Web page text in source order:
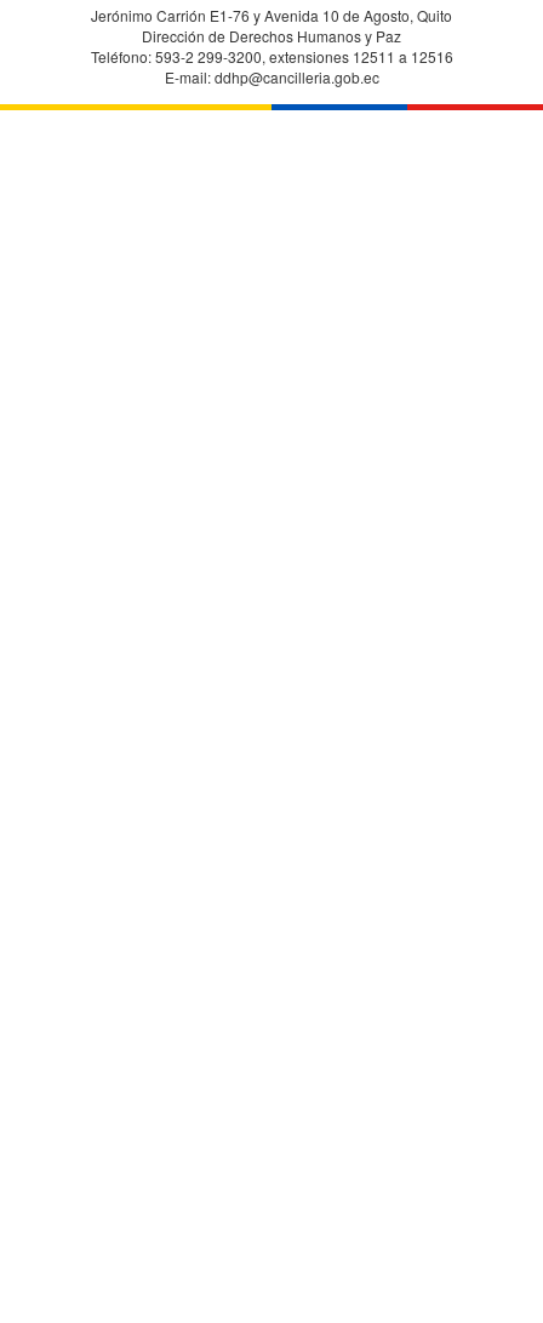
Jerónimo Carrión E1-76 y Avenida 10 de Agosto, Quito
Dirección de Derechos Humanos y Paz
Teléfono: 593-2 299-3200, extensiones 12511 a 12516
E-mail: ddhp@cancilleria.gob.ec